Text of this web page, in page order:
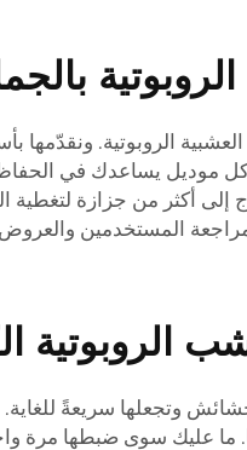
الروبوتية. ونقدّمها
وكل موديل يساعدك في
إلى أكثر من جزازة
المستخدمين
وتجعلها سريعةً
ما عليك سوى ضبطها مرة